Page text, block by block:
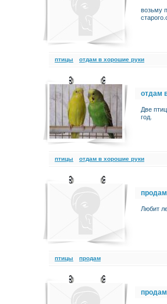
возьму
птицы отдам в хорошие руки
отдам
Две
год.
птицы отдам в хорошие руки
продам
Любит
птицы продам
продам